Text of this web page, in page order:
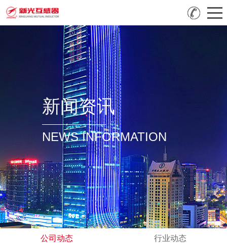
新闻资讯
NEWS INFORMATION
公司动态 行业动态